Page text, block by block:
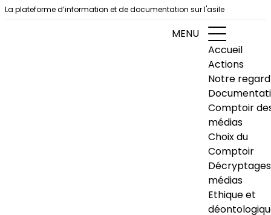
Aller au contenu
La plateforme d’information et de documentation sur l'asile
MENU
Accueil
Actions
Notre regard
Comptoir
médias
Choix du
Comptoir
Décryptages
médias
Ethique et